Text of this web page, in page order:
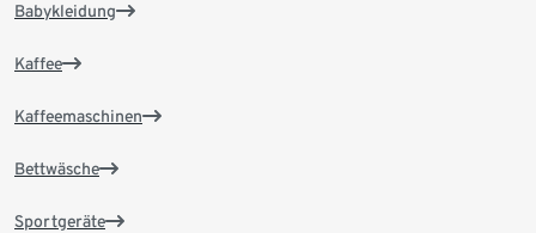
Babykleidung
Kaffee
Kaffeemaschinen
Bettwäsche
Sportgeräte